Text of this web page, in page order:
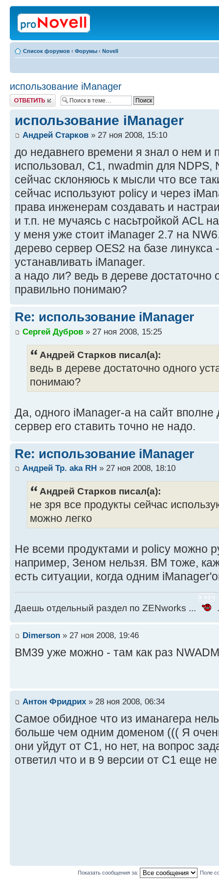
Список форумов ‹ Форумы ‹ Novell
использование iManager
Ответить
использование iManager
Андрей Старков » 27 ноя 2008, 15:10
до недавнего времени я знал о нем и
использовал, C1, nwadmin для NDPS,
сейчас склоняюсь к мысли что все
сейчас используют policy и через
права инженерам создавать и
и т.п. не мучаясь с насьтройкой ACL
у меня уже стоит iManager 2.7 на
дерево сервер OES2 на базе
устанавливать iManager.
а надо ли? ведь в дереве достаточно
правильно понимаю?
Re: использование iManager
Сергей Дубров » 27 ноя 2008, 15:25
Андрей Старков писал(а):
ведь в дереве достаточно одного
понимаю?
Да, одного iManager-а на сайт
сервер его ставить точно не надо.
Re: использование iManager
Андрей Тр. aka RH » 27 ноя 2008, 18:10
Андрей Старков писал(а):
не зря все продукты сейчас
можно легко
Не всеми продуктами и policy можно
например, Зеном нельзя. ВМ тоже,
есть ситуации, когда одним
Даешь отдельный раздел по ZENworks ...
Dimerson » 27 ноя 2008, 19:46
BM39 уже можно - там как раз
Антон Фридрих » 28 ноя 2008, 06:34
Самое обидное что из иманагера
больше чем одним доменом ((( Я
они уйдут от С1, но нет, на вопрос
ответил что и в 9 версии от С1 еще не
Показать сообщения за: Поле